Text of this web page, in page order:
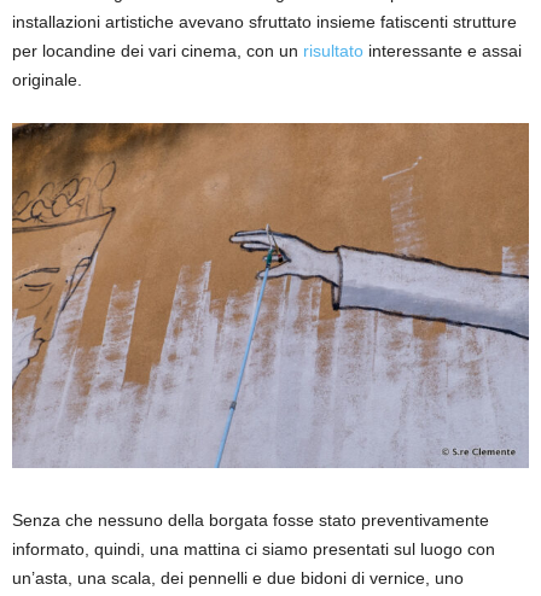
installazioni artistiche avevano sfruttato insieme fatiscenti strutture
per locandine dei vari cinema, con un risultato interessante e assai
originale.
Senza che nessuno della borgata fosse stato preventivamente
informato, quindi, una mattina ci siamo presentati sul luogo con
un’asta, una scala, dei pennelli e due bidoni di vernice, uno